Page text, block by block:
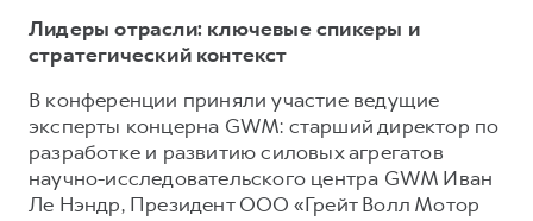
Автомобильные аксессуары
Коллекция PRO
Коллекция Базовая
Коллекция Детская
Коллекция Базовая
Коллекция Детская
Лидеры отрасли: ключевые спикеры и
стратегический контекст
В конференции приняли участие ведущие
эксперты концерна GWM: старший директор по
разработке и развитию силовых агрегатов
научно-исследовательского центра GWM Иван
Ле Нэндр, Президент ООО «Грейт Волл Мотор